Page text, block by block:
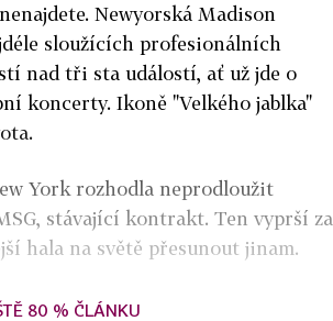
Newyorská Madison
sloužících profesionálních
nad tři sta událostí, ať už jde o
koncerty. Ikoně "Velkého jablka"
York rozhodla neprodloužit
stávající kontrakt. Ten vyprší za
hala na světě přesunout jinam.
80 % ČLÁNKU